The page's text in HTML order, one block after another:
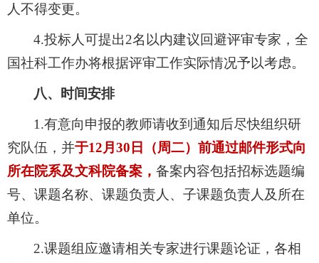
人不得变更。
4.投标人可提出2名以内建议回避评审专家，全
国社科工作办将根据评审工作实际情况予以考虑。
八、时间安排
1.有意向申报的教师请收到通知后尽快组织研
究队伍，并于12月 30 日（周二）前通过邮件形式向
所在院系及文科院备案， 备案内容包括招标选题编
号、课题名称、课题负责人、子课题负责人及所在
单位。
2.课题组应邀请相关专家进行课题论证，各相